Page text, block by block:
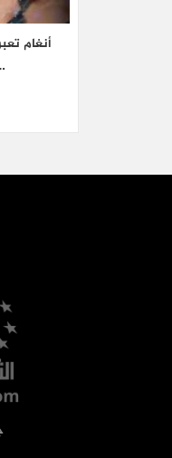
أنغام